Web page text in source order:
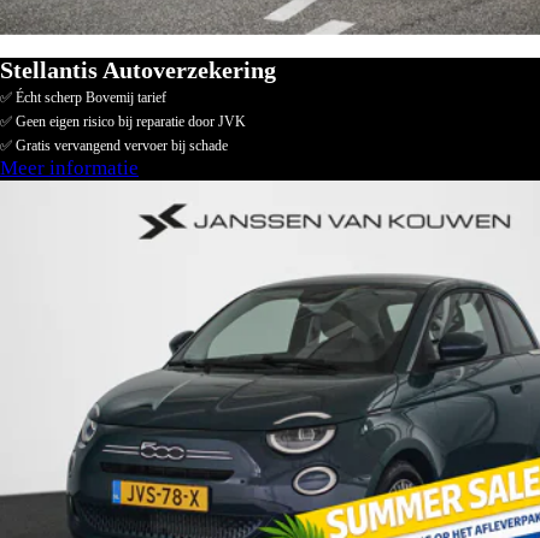
Stellantis Autoverzekering
✅ Écht scherp Bovemij tarief
✅ Geen eigen risico bij reparatie door JVK
✅ Gratis vervangend vervoer bij schade
Meer informatie